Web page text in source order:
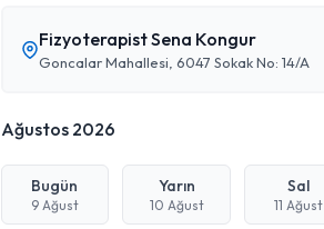
Fizyoterapist Sena Kongur
Goncalar Mahallesi, 6047 Sokak No: 14/A
Ağustos 2026
Bugün
9 Ağust
Yarın
10 Ağust
Sal
11 Ağust